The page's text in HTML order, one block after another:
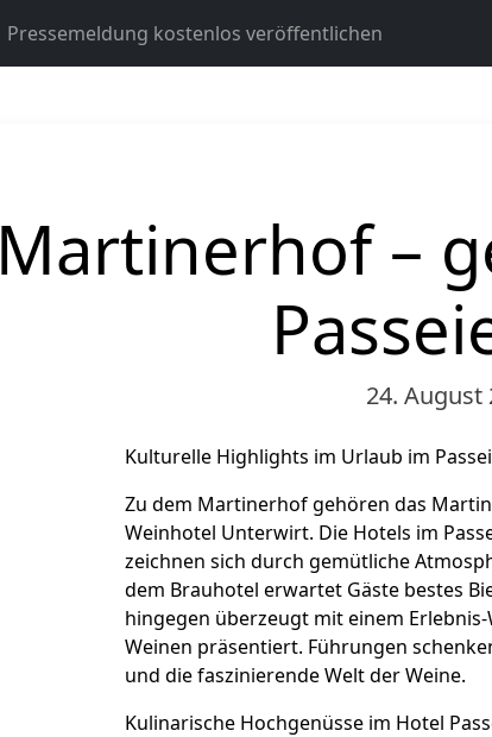
Pressemeldung kostenlos veröffentlichen
Martinerhof –
24. August
Kulturelle Highlights im Urlaub im
Zu dem Martinerhof gehören das
Weinhotel Unterwirt. Die Hotels im
zeichnen sich durch gemütliche
dem Brauhotel erwartet Gäste bestes
hingegen überzeugt mit einem
Weinen präsentiert. Führungen
und die faszinierende Welt der Weine.
Kulinarische Hochgenüsse im Hotel